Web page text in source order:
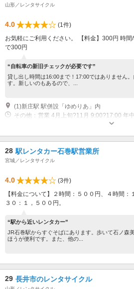
山形／レンタサイクル
4.0
(1件)
お気軽にご利用ください。 【料金】300円 時
で300円
“自転車の新旧チェックが必要です”
貸し出し時間は16:00まで！17:00ではありません
す。新しいのもあるので、...
(1)新庄駅 駅併設「ゆめりあ」内
その他：営業 4月上旬?11月 9:00?17:00 年
28 駅レンタカー石巻駅営業所
宮城／レンタサイクル
4.0
(3件)
【料金について】２時間：５００円、４時間：
３０：１，５００円。
“駅から近いレンタカー”
JR石巻駅からすぐそばにあります。歩いて石ノ森
ほうが便利です。また、他の...
29 長井市のレンタサイクル